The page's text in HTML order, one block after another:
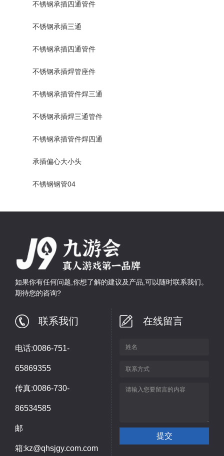
不锈钢承插四通管件
不锈钢承插三通
不锈钢承插四通管件
不锈钢承插焊管座件
不锈钢承插管件焊三通
不锈钢承插焊三通管件
不锈钢承插管件焊四通
承插偏心大小头
不锈钢钢管04
如果你有任何问题,你想了解的建议及产品,可以随时联系我们。
期待您的咨询?
联系我们
电话:0086-751-
65869355
传真:0086-730-
86534585
邮
箱:kz@qhsjgy.com.com
在线留言